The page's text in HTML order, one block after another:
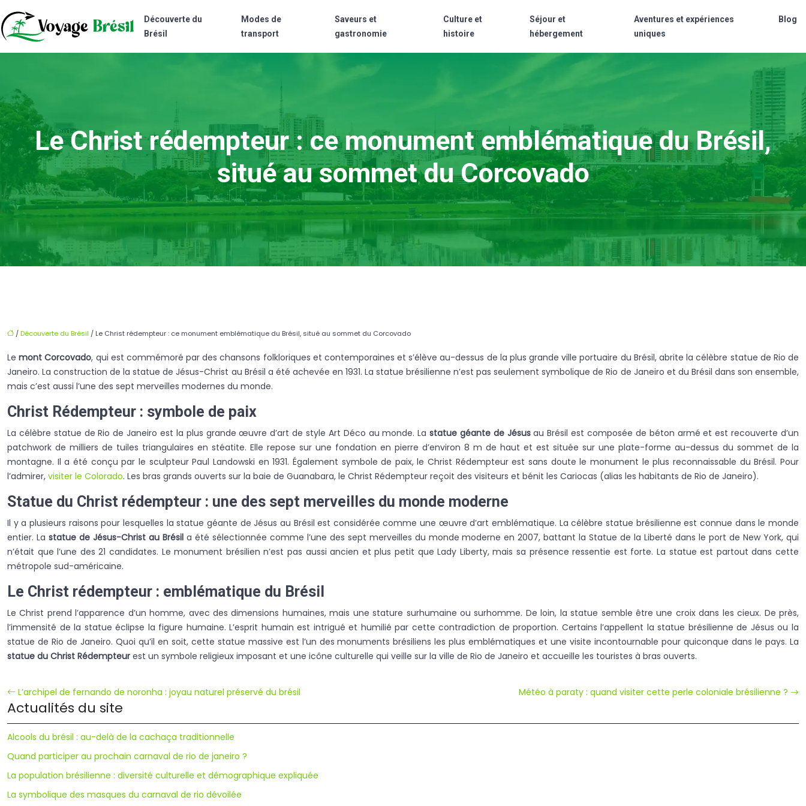
Découverte du
Brésil
Modes de
transport
Saveurs et
gastronomie
Culture et
histoire
Séjour et
hébergement
Aventures et expériences
uniques
Blog
Le Christ rédempteur : ce monument emblématique du Brésil,
situé au sommet du Corcovado
/Découverte du Brésil / Le Christ rédempteur : ce monument emblématique du Brésil, situé au sommet du Corcovado
Lemont Corcovado, qui est commémoré par des chansons folkloriques et contemporaines et s’élève au-dessus de la plus grande ville portuaire du Brésil, abrite la célèbre statue de Rio de
Janeiro. La construction de la statue de Jésus-Christ au Brésil a été achevée en 1931. La statue brésilienne n’est pas seulement symbolique de Rio de Janeiro et du Brésil dans son ensemble,
mais c’est aussi l’une des sept merveilles modernes du monde.
Christ Rédempteur : symbole de paix
La célèbre statue de Rio de Janeiro est la plus grande œuvre d’art de style Art Déco au monde. La statue géante de Jésusau Brésil est composée de béton armé et est recouverte d’un
patchwork de milliers de tuiles triangulaires en stéatite. Elle repose sur une fondation en pierre d’environ 8 m de haut et est située sur une plate-forme au-dessus du sommet de la
montagne. Il a été conçu par le sculpteur Paul Landowski en 1931. Également symbole de paix, le Christ Rédempteur est sans doute le monument le plus reconnaissable du Brésil. Pour
l’admirer, visiter le Colorado. Les bras grands ouverts sur la baie de Guanabara, le Christ Rédempteur reçoit des visiteurs et bénit les Cariocas (alias les habitants de Rio de Janeiro).
Statue du Christ rédempteur : une des sept merveilles du monde moderne
Il y a plusieurs raisons pour lesquelles la statue géante de Jésus au Brésil est considérée comme une œuvre d’art emblématique. La célèbre statue brésilienne est connue dans le monde
entier. La statue de Jésus-Christ au Brésil a été sélectionnée comme l’une des sept merveilles du monde moderne en 2007, battant la Statue de la Liberté dans le port de New York, qui
n’était que l’une des 21 candidates. Le monument brésilien n’est pas aussi ancien et plus petit que Lady Liberty, mais sa présence ressentie est forte. La statue est partout dans cette
métropole sud-américaine.
Le Christ rédempteur : emblématique du Brésil
Le Christ prend l’apparence d’un homme, avec des dimensions humaines, mais une stature surhumaine ou surhomme. De loin, la statue semble être une croix dans les cieux. De près,
l’immensité de la statue éclipse la figure humaine. L’esprit humain est intrigué et humilié par cette contradiction de proportion. Certains l’appellent la statue brésilienne de Jésus ou la
statue de Rio de Janeiro. Quoi qu’il en soit, cette statue massive est l’un des monuments brésiliens les plus emblématiques et une visite incontournable pour quiconque dans le pays. La
statue du Christ Rédempteur est un symbole religieux imposant et une icône culturelle qui veille sur la ville de Rio de Janeiro et accueille les touristes à bras ouverts.
L’archipel de fernando de noronha : joyau naturel préservé du brésil Météo à paraty : quand visiter cette perle coloniale brésilienne ?
Actualités du site
Alcools du brésil : au-delà de la cachaça traditionnelle
Quand participer au prochain carnaval de rio de janeiro ?
La population brésilienne : diversité culturelle et démographique expliquée
La symbolique des masques du carnaval de rio dévoilée